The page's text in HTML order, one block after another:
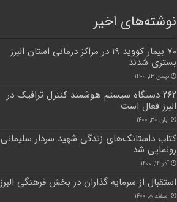
نوشته‌های اخیر
۷۰ بیمار کووید ۱۹ در مراکز درمانی استان البرز
بستری شدند
بهمن ۱۳, ۱۴۰۰
۲۶۲ دستگاه سیستم هوشمند کنترل ترافیک در
البرز فعال است
آبان ۳۰, ۱۴۰۰
کتاب داستانک‌های زندگی شهید سردار سلیمانی
رونمایی شد
آذر ۱۴, ۱۴۰۰
استقبال از سرمایه گذاران در بخش فرهنگی البرز
اسفند ۸, ۱۴۰۰